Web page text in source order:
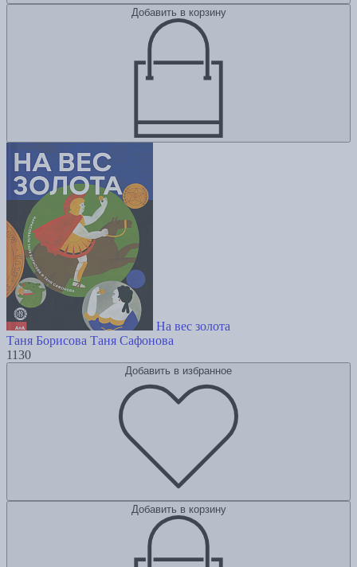
Добавить в корзину
На вес золота
Таня Борисова Таня Сафонова
1130
Добавить в избранное
Добавить в корзину